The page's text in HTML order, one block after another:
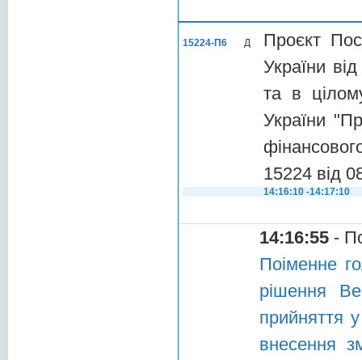
15224-П6 Д
Проєкт
України
та в
України
15224 від
14:16:10 -14:17:10
14:16:55 -
Поіменне
рішення
прийняття
внесення